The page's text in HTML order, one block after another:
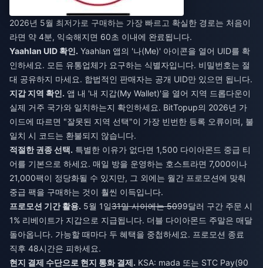
2026년 5월 최저가로 구매하는 가장 빠르고 확실한 경로는 처음이
라면 약 4분, 익숙해지면 60초 이내에 완료됩니다.
Yaahlan UID 확인. Yaahlan 앱의 '나(Me)' 아이콘을 열어 UID를 확
인하세요. 모든 유통업체가 요구하는 식별자입니다. 비밀번호는 절
대 공유하지 마세요. 합법적인 판매자는 공개 UID만 있으면 됩니다.
지갑 지역 확인. 앱 내 '내 지갑(My Wallet)'을 열어 지역 드롭다운이
실제 거주 국가와 일치하는지 확인하세요. BitTopup의 2026년 가
이드에 따르면 "잘못된 지역 선택"이 가장 빈번한 등록 오류이며, 불
일치 시 코드는 환불되지 않습니다.
적절한 권종 선택. 특별한 이유가 없다면 1,500 다이아몬드 중급 티
어를 기본으로 하세요. 매일 방을 운영하는 호스트라면 7,000이나
21,000팩이 정당화될 수 있지만, 그 외에는 월간 프로모션에 맞춰
중급 팩을 구매하는 것이 훨씬 이득입니다.
프로모션 기간 활용. 5월 1일31일 사이에는 5099달러 구간 주문 시
1% 리베이트가 지갑으로 지급됩니다. 더블 다이아몬드 주말은 매달
돌아옵니다. 가능할 때마다 두 혜택을 중첩하세요. 프로모션 종료
직후 48시간은 피하세요.
현지 결제 수단으로 현지 통화 결제. KSA: mada 또는 STC Pay(90